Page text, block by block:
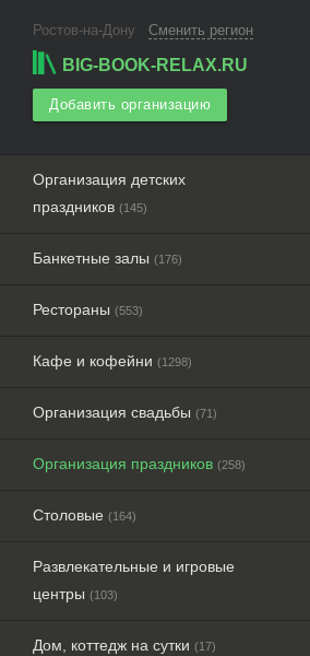
Ростов-на-Дону Сменить регион
BIG-BOOK-RELAX.RU
Добавить организацию
Организация детских
праздников (145)
Банкетные залы (176)
Рестораны (553)
Кафе и кофейни (1298)
Организация свадьбы (71)
Организация праздников (258)
Столовые (164)
Развлекательные и игровые
центры (103)
Дом, коттедж на сутки (17)